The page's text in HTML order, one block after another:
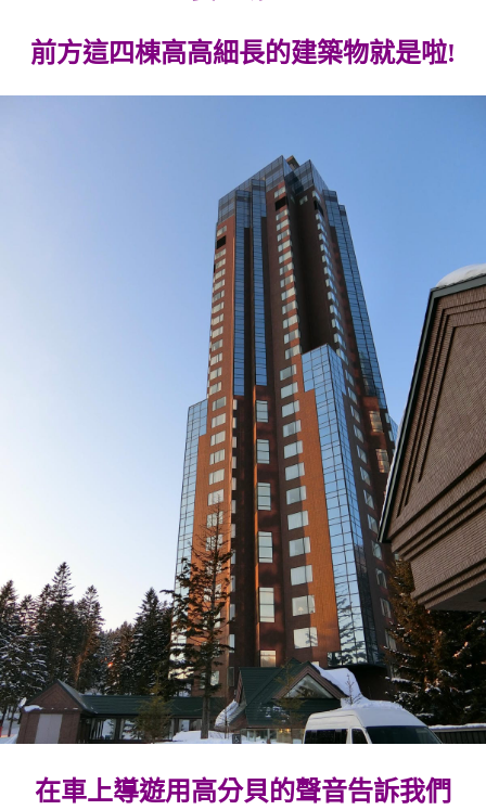
前方這四棟高高細長的建築物就是啦!
在車上導遊用高分貝的聲音告訴我們